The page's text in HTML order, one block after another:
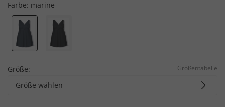
Farbe: marine
Größe: Größentabelle
Größe wählen